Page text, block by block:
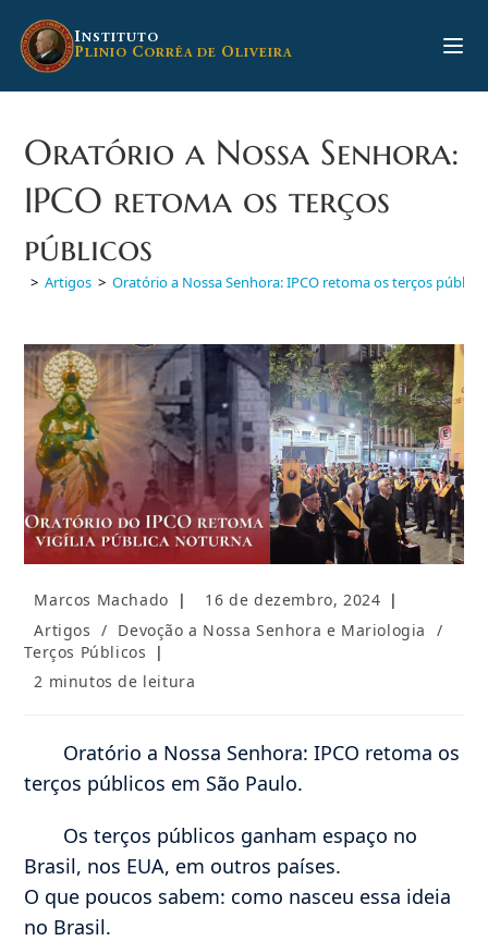
para
INSTITUTO
PLINIO CORRÊA DE OLIVEIRA
Oratório a Nossa Senhora:
IPCO retoma os terços
públicos
> Artigos > Oratório a Nossa Senhora: IPCO retoma os terços
Autor
post:
Marcos Machado
Post
16 de dezembro, 2024
Categoria
do
post:
Artigos / Devoção a Nossa Senhora e Mariologia
/
Terços Públicos
Tempo
2 minutos de leitura
Oratório a Nossa Senhora: IPCO retoma os
terços públicos em São Paulo.
Os terços públicos ganham espaço no
Brasil, nos EUA, em outros países.
O que poucos sabem: como nasceu essa ideia
no Brasil.